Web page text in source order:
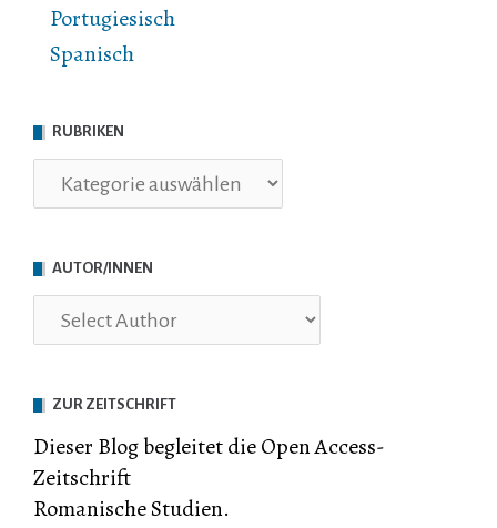
Portugiesisch
Spanisch
RUBRIKEN
Rubriken
AUTOR/INNEN
ZUR ZEITSCHRIFT
Dieser Blog begleitet die Open Access-
Zeitschrift
Romanische Studien.